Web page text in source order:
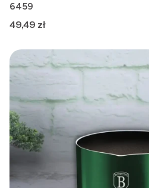
6459
Cena
49,49 zł